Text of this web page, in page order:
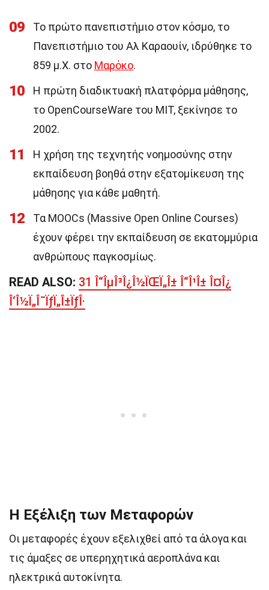
09
Το πρώτο πανεπιστήμιο στον κόσμο, το
Πανεπιστήμιο του Αλ Καραουίν, ιδρύθηκε το
859 μ.Χ. στο Μαρόκο.
10
Η πρώτη διαδικτυακή πλατφόρμα μάθησης,
το OpenCourseWare του MIT, ξεκίνησε το
2002.
11
Η χρήση της τεχνητής νοημοσύνης στην
εκπαίδευση βοηθά στην εξατομίκευση της
μάθησης για κάθε μαθητή.
12
Τα MOOCs (Massive Open Online Courses)
έχουν φέρει την εκπαίδευση σε εκατομμύρια
ανθρώπους παγκοσμίως.
READ ALSO: 31 Î“ÎµÎ³Î¿Î½ÏŒÏ„Î± Î“Î¹Î± Î¤Î¿
Î‘Î½Ï„Î¯ÏƒÏ„Î±ÏƒÎ·
Η Εξέλιξη των Μεταφορών
Οι μεταφορές έχουν εξελιχθεί από τα άλογα και
τις άμαξες σε υπερηχητικά αεροπλάνα και
ηλεκτρικά αυτοκίνητα.